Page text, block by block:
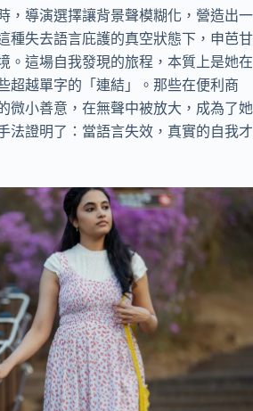
，導演選擇讓背景聲模糊化，營造出一
種失去語言庇護的真空狀態下，申芭甘
。這場自我發現的旅程，本質上是她在
超越單字的「連結」。那些在便利商
微小善意，在無聲中被放大，成為了她
法證明了：當語言失效，真實的自我才